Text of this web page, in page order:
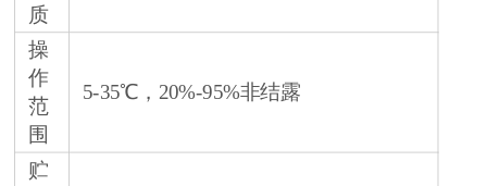
质
操
作
范
围
5-35℃，20%-95%非结露
贮